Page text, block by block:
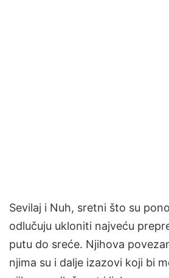
Sevilaj i Nuh, sretni što su
odlučuju ukloniti najveću
putu do sreće. Njihova
njima su i dalje izazovi koji bi